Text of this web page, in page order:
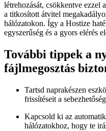
létrehozását, csökkentve ezzel
a titkosított átvitel
hálózatokon. Így a Hostize
egyszerűség és a gyors elérés
További tippek a
fájlmegosztás
Tartsd naprakészen
frissítéseit a
Kapcsold ki az
hálózatokhoz, hogy te